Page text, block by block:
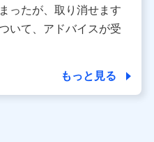
。例として、当社又は株式
ービスのご契約状態・ご利
動に関する情報、アプリケ
報、購入されたサービスや
供する保険関連サービスに
ったが、取り消せます
いて、アドバイスが受
もっと見る